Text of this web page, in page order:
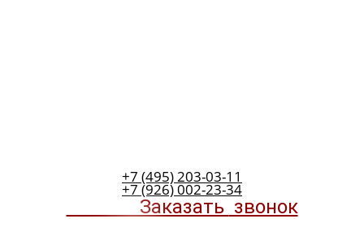
+7 (495) 203-03-11
+7 (926) 002-23-34
Заказать звонок